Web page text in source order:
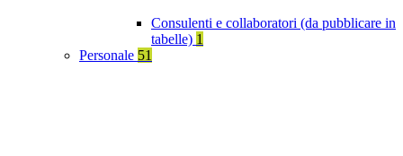
Consulenti e collaboratori (da pubblicare in
tabelle) 1
Personale 51